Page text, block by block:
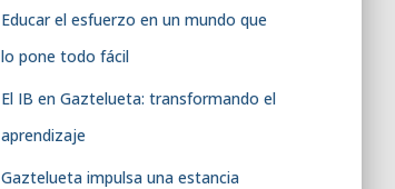
Educar el esfuerzo en un mundo que
lo pone todo fácil
El IB en Gaztelueta: transformando el
aprendizaje
Gaztelueta impulsa una estancia